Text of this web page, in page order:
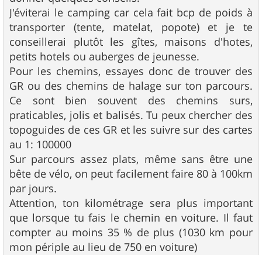
J'éviterai le camping car cela fait bcp de poids à
transporter (tente, matelat, popote) et je te
conseillerai plutôt les gîtes, maisons d'hotes,
petits hotels ou auberges de jeunesse.
Pour les chemins, essayes donc de trouver des
GR ou des chemins de halage sur ton parcours.
Ce sont bien souvent des chemins surs,
praticables, jolis et balisés. Tu peux chercher des
topoguides de ces GR et les suivre sur des cartes
au 1: 100000
Sur parcours assez plats, même sans être une
bête de vélo, on peut facilement faire 80 à 100km
par jours.
Attention, ton kilométrage sera plus important
que lorsque tu fais le chemin en voiture. Il faut
compter au moins 35 % de plus (1030 km pour
mon périple au lieu de 750 en voiture)